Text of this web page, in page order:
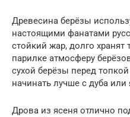
Древесина берёзы
настоящими фанатами
стойкий жар, долго
парилке атмосферу
сухой берёзы перед
начинать лучше с дуба или
Дрова из ясеня отлично